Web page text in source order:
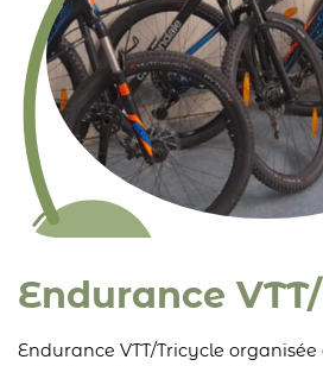
Endurance
Endurance VTT/Tricycle organisée